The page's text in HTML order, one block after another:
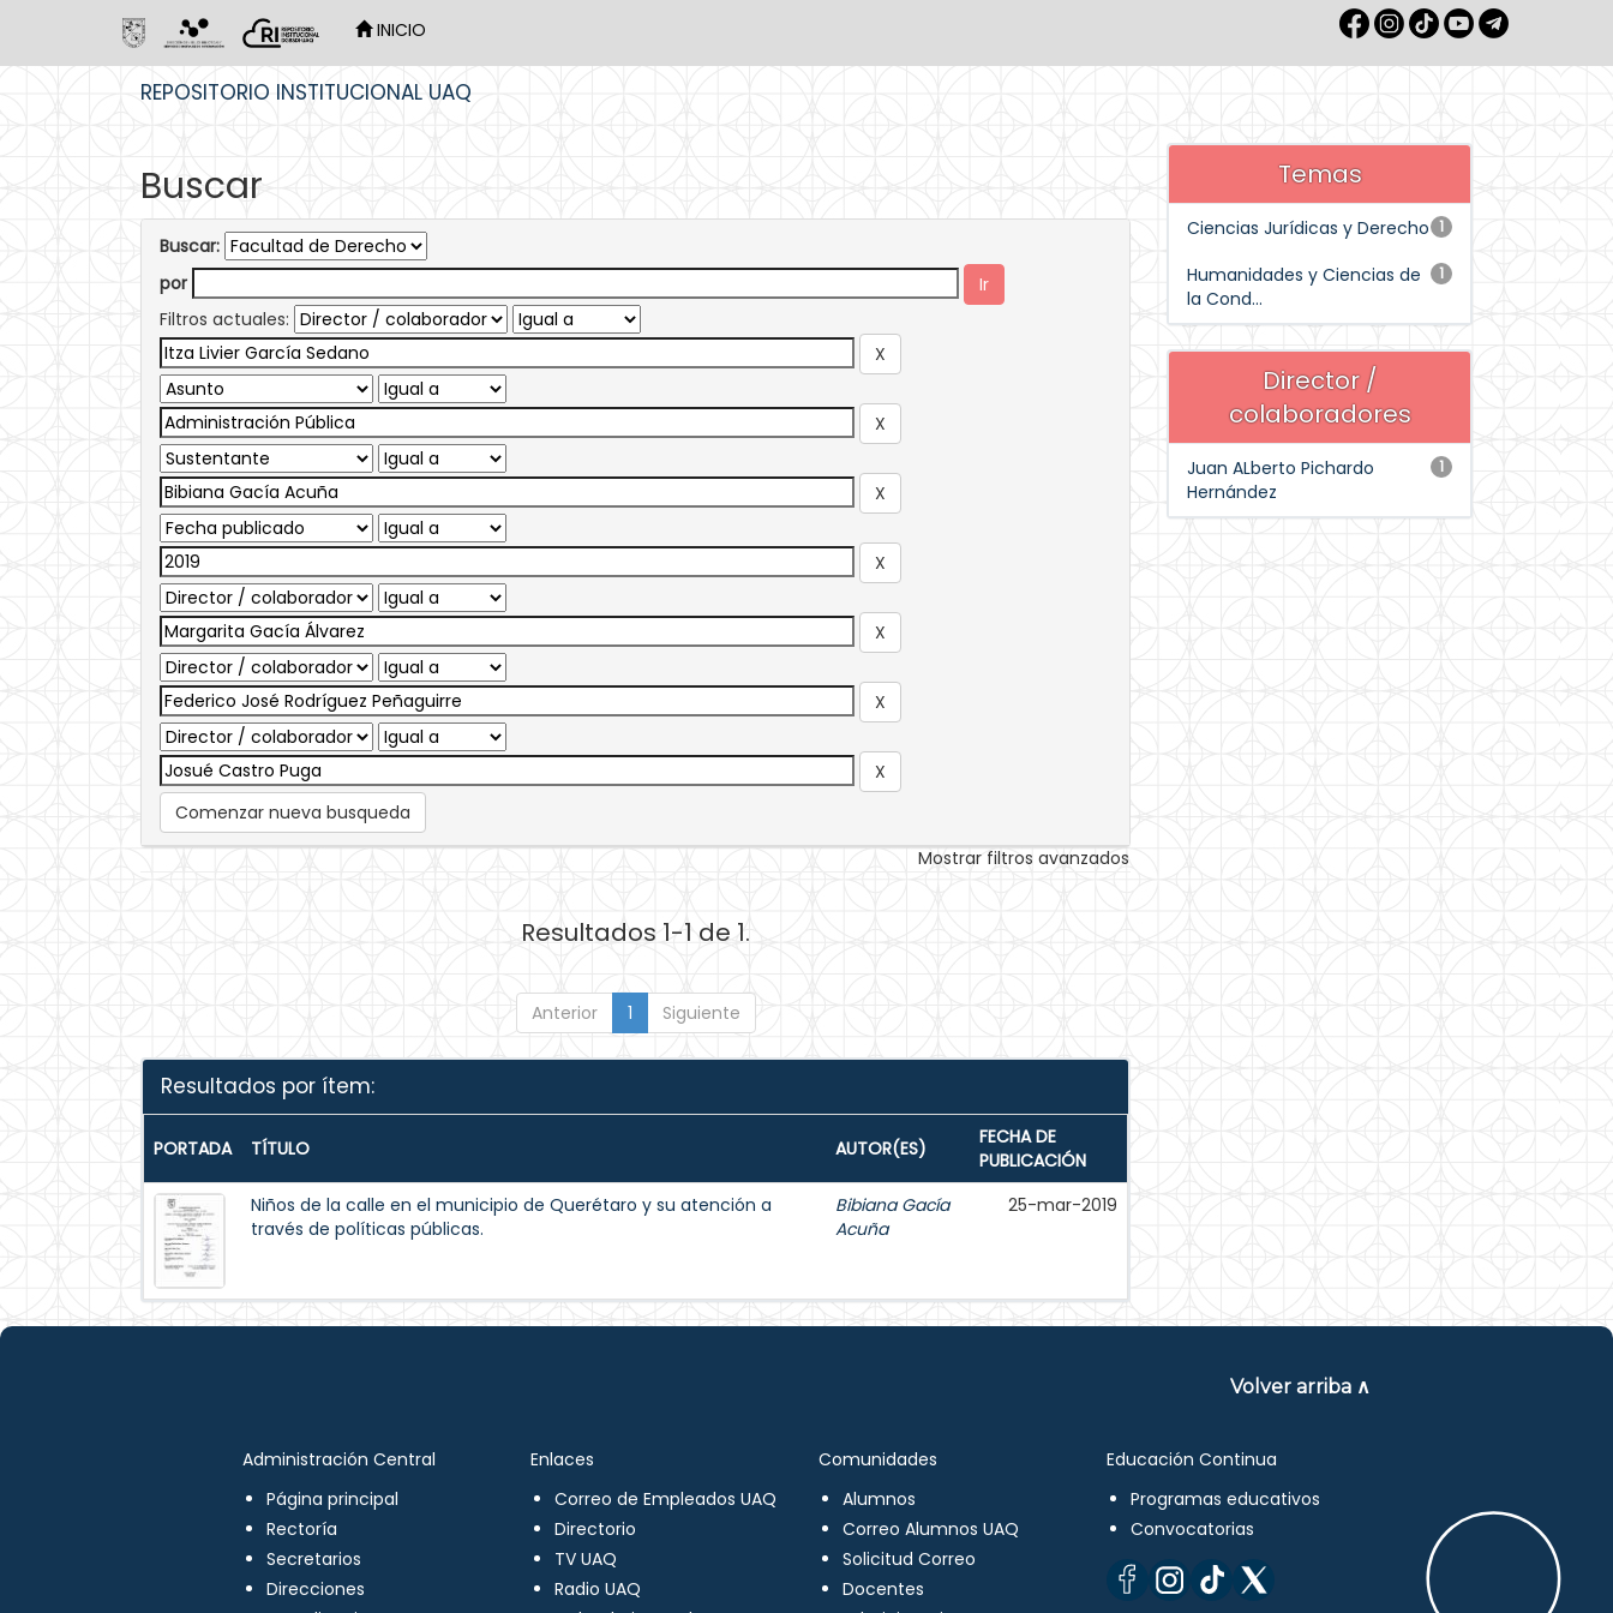
INICIO
REPOSITORIO INSTITUCIONAL UAQ
Buscar
Buscar:
por
Filtros actuales:
Comenzar nueva busqueda
Mostrar filtros avanzados
Resultados 1-1 de 1.
Anterior 1 Siguiente
Resultados por ítem:
PORTADA TÍTULO AUTOR(ES)
FECHA DE
PUBLICACIÓN
Niños de la calle en el municipio de Querétaro y su atención a
través de políticas públicas.
Bibiana Gacía
Acuña
25-mar-2019
Temas
1
Ciencias Jurídicas y Derecho
1
Humanidades y Ciencias de
la Cond...
Director /
colaboradores
1
Juan ALberto Pichardo
Hernández
Volver arriba ∧
Administración Central
Página principal
Rectoría
Secretarios
Direcciones
Enlaces
Correo de Empleados UAQ
Directorio
TV UAQ
Radio UAQ
Comunidades
Alumnos
Correo Alumnos UAQ
Solicitud Correo
Docentes
Educación Continua
Programas educativos
Convocatorias